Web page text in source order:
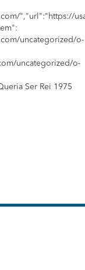
","url":"https://
uncategorized/o-
uncategorized/o-
Ser Rei 1975